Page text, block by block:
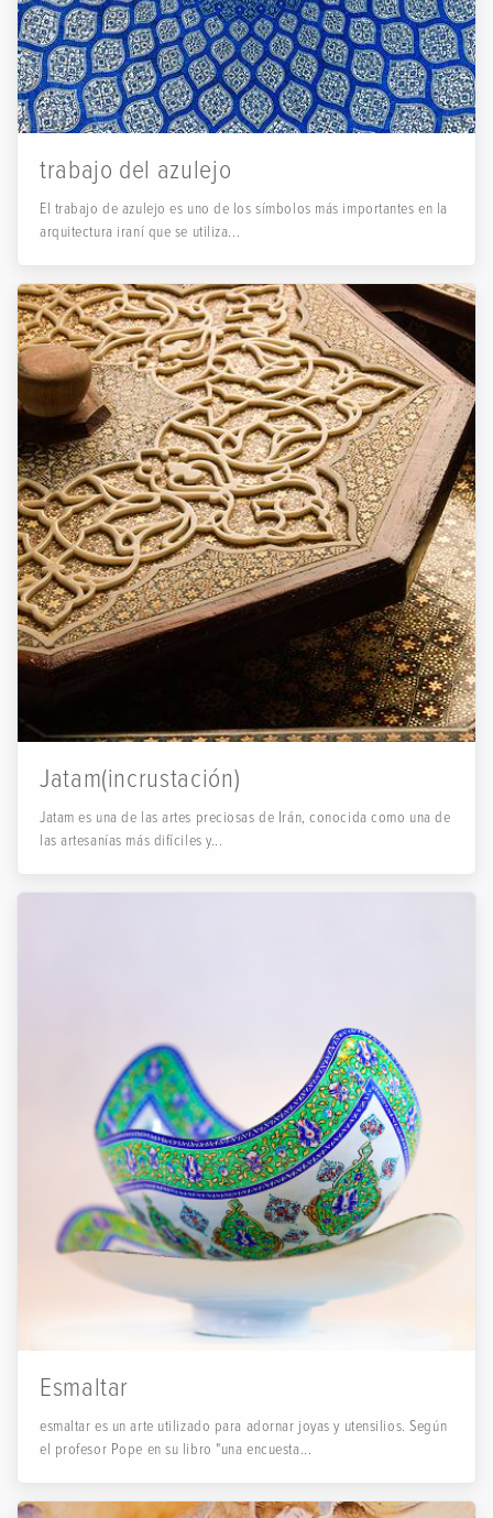
trabajo del azulejo
El trabajo de azulejo es uno de los símbolos más importantes en la
arquitectura iraní que se utiliza...
Jatam(incrustación)
Jatam es una de las artes preciosas de Irán, conocida como una de
las artesanías más difíciles y...
Esmaltar
esmaltar es un arte utilizado para adornar joyas y utensilios. Según
el profesor Pope en su libro "una encuesta...